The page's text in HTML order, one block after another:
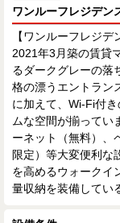
ワンルーフレジデン
【ワンルーフレジデ
2021年3月築の賃貸
るダークグレーの落
格の漂うエントラン
に加えて、Wi-Fi付
ムな空間が揃ってい
ーネット（無料）、
限定）等大変便利な
を高めるウォークイ
量収納を装備してい